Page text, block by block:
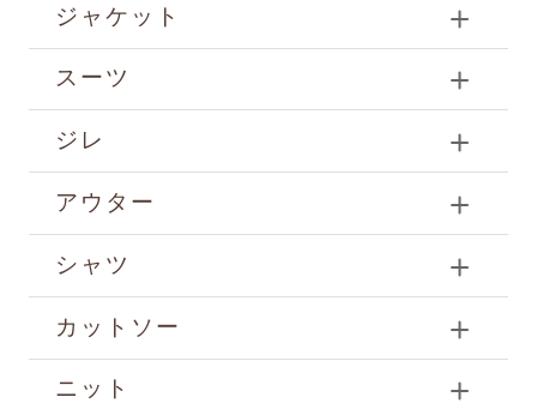
ジャケット
スーツ
ジレ
アウター
シャツ
カットソー
ニット